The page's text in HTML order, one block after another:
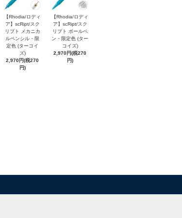
【Rhodia/ロディ
ア】scRipt/スク
リプト メカニカ
ルペンシル・限
定色 (ターコイ
ズ)
2,970円(税270
円)
【Rhodia/ロディ
ア】scRipt/スク
リプト ボールペ
ン・限定色 (ター
コイズ)
2,970円(税270
円)